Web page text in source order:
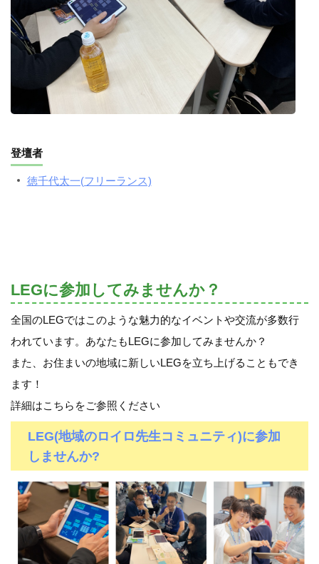
登壇者
徳千代太一(フリーランス)
LEGに参加してみませんか？
全国のLEGではこのような魅力的なイベントや交流が多数行
われています。あなたもLEGに参加してみませんか？
また、お住まいの地域に新しいLEGを立ち上げることもでき
ます！
詳細はこちらをご参照ください
LEG(地域のロイロ先生コミュニティ)に参加
しませんか?